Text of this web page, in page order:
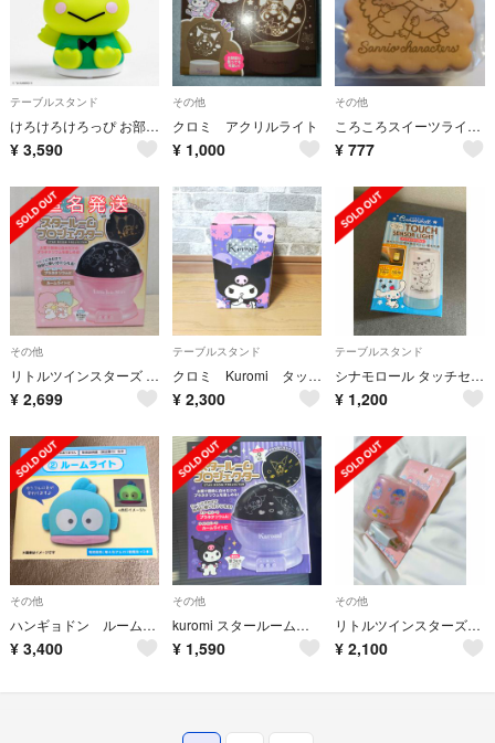
テーブルスタンド
けろけろけろっぴ お部屋ライト LEDルームライト
¥ 3,590
その他
クロミ アクリルライト
¥ 1,000
その他
ころころスイーツライトPart２ リトルツインスターズ
¥ 777
その他
リトルツインスターズ スタールームプロジェクター キキとララ
¥ 2,699
テーブルスタンド
クロミ Kuromi タッチセンサー ナイトライト
¥ 2,300
テーブルスタンド
シナモロール タッチセンサーライト
¥ 1,200
その他
ハンギョドン ルームライト
¥ 3,400
その他
kuromi スタールームプロジェクター
¥ 1,590
その他
リトルツインスターズ コンセントライト
¥ 2,100